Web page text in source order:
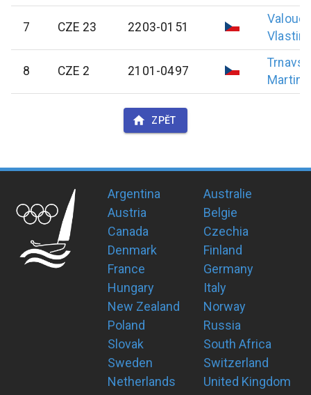
7 CZE 23 2203-0151
8 CZE 2 2101-0497
Martin
ZPĚT
Argentina
Australie
Austria
Belgie
Canada
Czechia
Denmark
Finland
France
Germany
Hungary
Italy
New Zealand
Norway
Poland
Russia
Slovak
South Africa
Sweden
Switzerland
Netherlands
United Kingdom